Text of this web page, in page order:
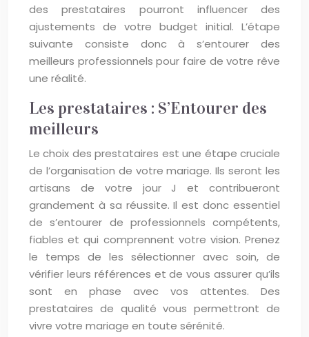
des prestataires pourront influencer des
ajustements de votre budget initial. L’étape
suivante consiste donc à s’entourer des
meilleurs professionnels pour faire de votre rêve
une réalité.
Les prestataires : S’Entourer des
meilleurs
Le choix des prestataires est une étape cruciale
de l’organisation de votre mariage. Ils seront les
artisans de votre jour J et contribueront
grandement à sa réussite. Il est donc essentiel
de s’entourer de professionnels compétents,
fiables et qui comprennent votre vision. Prenez
le temps de les sélectionner avec soin, de
vérifier leurs références et de vous assurer qu’ils
sont en phase avec vos attentes. Des
prestataires de qualité vous permettront de
vivre votre mariage en toute sérénité.